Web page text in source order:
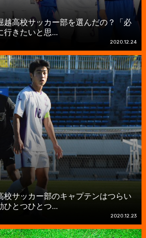
越高校サッカー部を選んだの？「必
行きたいと思...
2020.12.24
校サッカー部のキャプテンはつらい
ひとつひとつ...
2020.12.23